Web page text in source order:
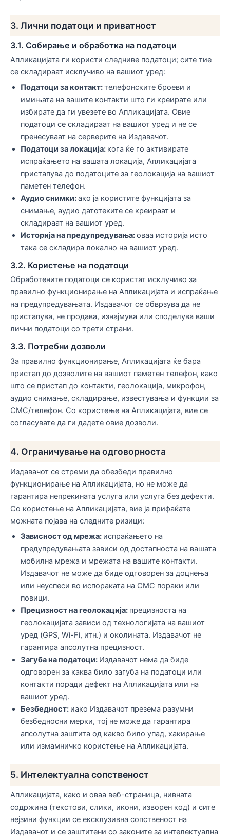
3. Лични податоци и приватност
3.1. Собирање и обработка на податоци
Апликацијата ги користи следниве податоци; сите тие
се складираат исклучиво на вашиот уред:
Податоци за контакт:телефонските броеви и
имињата на вашите контакти што ги креирате или
избирате да ги увезете во Апликацијата. Овие
податоци се складираат на вашиот уред и не се
пренесуваат на серверите на Издавачот.
Податоци за локација: кога ќе го активирате
испраќањето на вашата локација, Апликацијата
пристапува до податоците за геолокација на вашиот
паметен телефон.
Аудио снимки:ако ја користите функцијата за
снимање, аудио датотеките се креираат и
складираат на вашиот уред.
Историја на предупредувања:оваа историја исто
така се складира локално на вашиот уред.
3.2. Користење на податоци
Обработените податоци се користат исклучиво за
правилно функционирање на Апликацијата и испраќање
на предупредувањата. Издавачот се обврзува да не
пристапува, не продава, изнајмува или споделува ваши
лични податоци со трети страни.
3.3. Потребни дозволи
За правилно функционирање, Апликацијата ќе бара
пристап до дозволите на вашиот паметен телефон, како
што се пристап до контакти, геолокација, микрофон,
аудио снимање, складирање, известувања и функции за
СМС/телефон. Со користење на Апликацијата, вие се
согласувате да ги дадете овие дозволи.
4. Ограничување на одговорноста
Издавачот се стреми да обезбеди правилно
функционирање на Апликацијата, но не може да
гарантира непрекината услуга или услуга без дефекти.
Со користење на Апликацијата, вие ја прифаќате
можната појава на следните ризици:
Зависност од мрежа: испраќањето на
предупредувањата зависи од достапноста на вашата
мобилна мрежа и мрежата на вашите контакти.
Издавачот не може да биде одговорен за доцнења
или неуспеси во испораката на СМС пораки или
повици.
Прецизност на геолокација: прецизноста на
геолокацијата зависи од технологијата на вашиот
уред (GPS, Wi-Fi, итн.) и околината. Издавачот не
гарантира апсолутна прецизност.
Загуба на податоци: Издавачот нема да биде
одговорен за каква било загуба на податоци или
контакти поради дефект на Апликацијата или на
вашиот уред.
Безбедност: иако Издавачот презема разумни
безбедносни мерки, тој не може да гарантира
апсолутна заштита од какво било упад, хакирање
или измамничко користење на Апликацијата.
5. Интелектуална сопственост
Апликацијата, како и оваа веб-страница, нивната
содржина (текстови, слики, икони, изворен код) и сите
нејзини функции се ексклузивна сопственост на
Издавачот и се заштитени со законите за интелектуална